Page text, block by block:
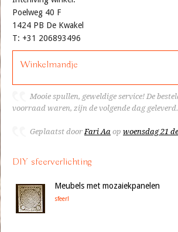
Poelweg 40 F
1424 PB De Kwakel
T: +31 206893496
Winkelmandje
Mooie spullen, geweldige service! De
voorraad waren, zijn de volgende dag geleverd.
Geplaatst doorFari Aa op woensdag 21
DIY sfeerverlichting
Meubels met mozaiekpanelen
sfeer!